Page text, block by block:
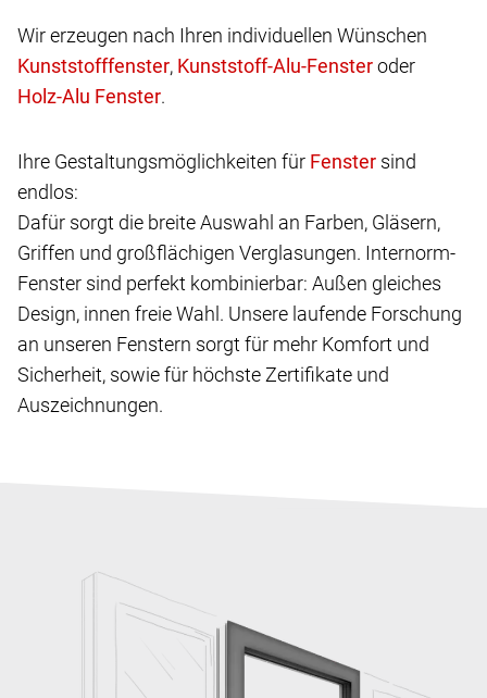
Wir erzeugen nach Ihren individuellen Wünschen
,
oder
.
Ihre Gestaltungsmöglichkeiten für
sind
endlos:
Dafür sorgt die breite Auswahl an Farben, Gläsern,
Griffen und großflächigen Verglasungen. Internorm-
Fenster sind perfekt kombinierbar: Außen gleiches
Design, innen freie Wahl. Unsere laufende Forschung
an unseren Fenstern sorgt für mehr Komfort und
Sicherheit, sowie für höchste Zertifikate und
Auszeichnungen.